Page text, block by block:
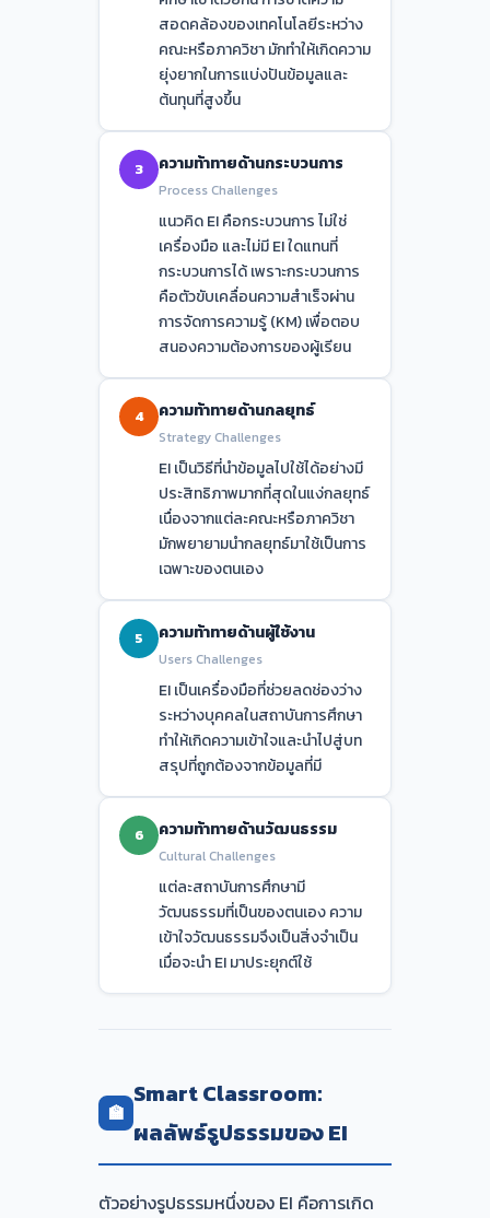
สอดคล้องของเทคโนโลยีระหว่าง
คณะหรือภาควิชา มักทำให้เกิดความ
ยุ่งยากในการแบ่งปันข้อมูลและ
ต้นทุนที่สูงขึ้น
3 ความท้าทายด้านกระบวนการ
Process Challenges
แนวคิด EI คือกระบวนการ ไม่ใช่
เครื่องมือ และไม่มี EI ใดแทนที่
กระบวนการได้ เพราะกระบวนการ
คือตัวขับเคลื่อนความสำเร็จผ่าน
การจัดการความรู้ (KM) เพื่อตอบ
สนองความต้องการของผู้เรียน
4 ความท้าทายด้านกลยุทธ์
Strategy Challenges
EI เป็นวิธีที่นำข้อมูลไปใช้ได้อย่างมี
ประสิทธิภาพมากที่สุดในแง่กลยุทธ์
เนื่องจากแต่ละคณะหรือภาควิชา
มักพยายามนำกลยุทธ์มาใช้เป็นการ
เฉพาะของตนเอง
5 ความท้าทายด้านผู้ใช้งาน
Users Challenges
EI เป็นเครื่องมือที่ช่วยลดช่องว่าง
ระหว่างบุคคลในสถาบันการศึกษา
ทำให้เกิดความเข้าใจและนำไปสู่บท
สรุปที่ถูกต้องจากข้อมูลที่มี
6 ความท้าทายด้านวัฒนธรรม
Cultural Challenges
แต่ละสถาบันการศึกษามี
วัฒนธรรมที่เป็นของตนเอง ความ
เข้าใจวัฒนธรรมจึงเป็นสิ่งจำเป็น
เมื่อจะนำ EI มาประยุกต์ใช้
🏫
Smart Classroom:
ผลลัพธ์รูปธรรมของ EI
ตัวอย่างรูปธรรมหนึ่งของ EI คือการเกิด